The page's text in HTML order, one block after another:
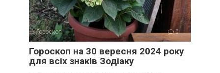
Гороскоп 0
Гороскоп на 30 вересня 2024 року
для всіх знаків Зодіаку